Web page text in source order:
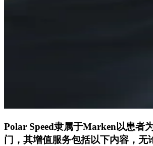
Polar Speed隶属于Marken以患者
门，其增值服务包括以下内容，无